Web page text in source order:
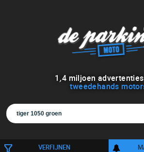
1 ,4 miljoen
tweedehands
VERFIJNEN